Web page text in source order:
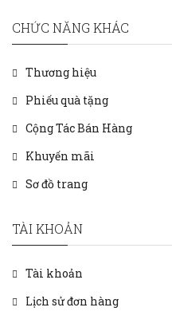
CHỨC NĂNG KHÁC
Thương hiệu
Phiếu quà tặng
Cộng Tác Bán Hàng
Khuyến mãi
Sơ đồ trang
TÀI KHOẢN
Tài khoản
Lịch sử đơn hàng